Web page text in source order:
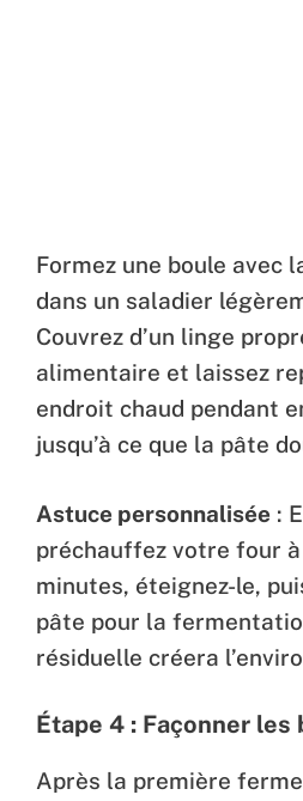
Formez une boule avec
dans un saladier
Couvrez d’un linge
alimentaire et laissez
endroit chaud pendant
jusqu’à ce que la pâte
Astuce personnalisée :
préchauffez votre four à
minutes, éteignez-le,
pâte pour la
résiduelle créera
Étape 4 : Façonner les
Après la première